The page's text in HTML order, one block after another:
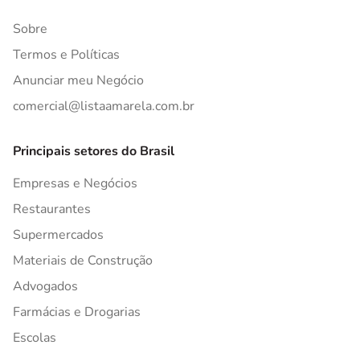
Sobre
Termos e Políticas
Anunciar meu Negócio
comercial@listaamarela.com.br
Principais setores do Brasil
Empresas e Negócios
Restaurantes
Supermercados
Materiais de Construção
Advogados
Farmácias e Drogarias
Escolas